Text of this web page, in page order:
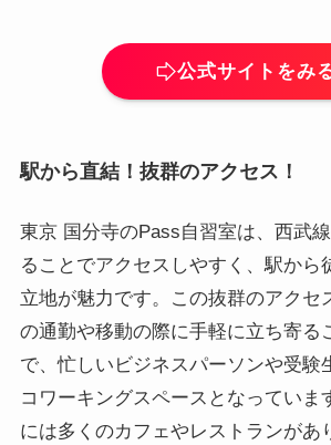
公式サイトをみ
駅から直結！抜群のアクセス！
東京 国分寺のPass自習室は、西武
ることでアクセスしやすく、駅から
立地が魅力です。この抜群のアクセ
の通勤や移動の際に手軽に立ち寄る
で、忙しいビジネスパーソンや受験
コワーキングスペースとなっていま
には多くのカフェやレストランがあ